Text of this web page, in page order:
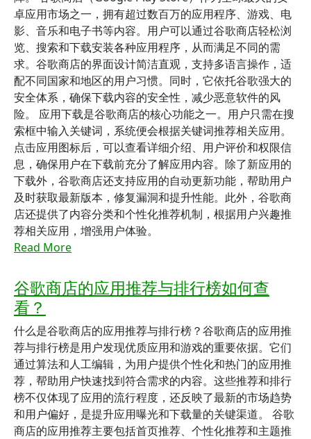
卓应用市场之一，拥有超过数百万的应用程序、游戏、电
影、音乐和电子书等内容。用户可以通过谷歌商店轻松浏
览、搜索和下载安装各种应用程序，从而满足不同的需
求。谷歌商店的界面设计简洁直观，支持多语言操作，适
配不同国家和地区的用户习惯。同时，它依托谷歌强大的
安全体系，确保下载内容的安全性，减少恶意软件的风
险。 应用下载是谷歌商店的核心功能之一。用户只需在搜
索框中输入关键词，系统便会根据关键词推荐相关应用。
点击应用图标后，可以查看详细介绍、用户评价和权限信
息，确保用户在下载前充分了解应用内容。除了新应用的
下载外，谷歌商店还支持应用的自动更新功能，帮助用户
及时获取最新版本，修复漏洞和提升性能。此外，谷歌商
店还提供了内容分类和个性化推荐机制，根据用户兴趣推
荐相关应用，增强用户体验。
Read More
谷歌商店的应用推荐与排行榜如何查
看？
什么是谷歌商店的应用推荐与排行榜？谷歌商店的应用推
荐与排行榜是用户发现优质应用和游戏的重要依据。它们
通过算法和人工编辑，为用户提供个性化和热门的应用推
荐，帮助用户快速找到符合需求的内容。这些推荐和排行
榜不仅体现了应用的流行程度，还反映了最新的市场趋势
和用户偏好，是提升应用曝光和下载量的关键渠道。 谷歌
商店的应用推荐主要包括首页推荐、个性化推荐和主题推